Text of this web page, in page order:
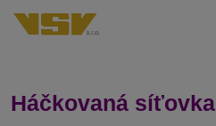
Háčkovaná síťovka